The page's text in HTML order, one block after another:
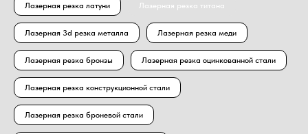
Лазерная резка латуни Лазерная резка титана
Лазерная 3d резка металла Лазерная резка меди
Лазерная резка бронзы Лазерная резка оцинкованной стали
Лазерная резка конструкционной стали
Лазерная резка броневой стали